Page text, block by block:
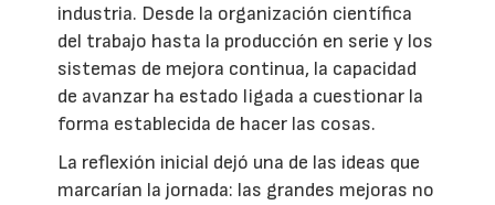
industria. Desde la organización científica
del trabajo hasta la producción en serie y los
sistemas de mejora continua, la capacidad
de avanzar ha estado ligada a cuestionar la
forma establecida de hacer las cosas.
La reflexión inicial dejó una de las ideas que
marcarían la jornada: las grandes mejoras no